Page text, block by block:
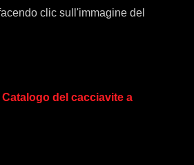
clic sull'immagine del
del cacciavite a